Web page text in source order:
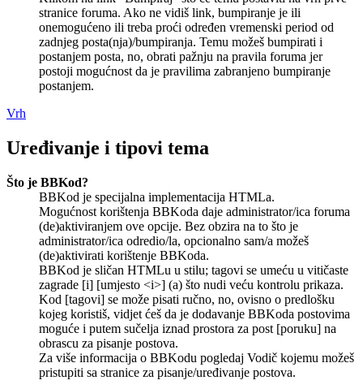
stranice foruma. Ako ne vidiš link, bumpiranje je ili
onemogućeno ili treba proći određen vremenski period od
zadnjeg posta(nja)/bumpiranja. Temu možeš bumpirati i
postanjem posta, no, obrati pažnju na pravila foruma jer
postoji mogućnost da je pravilima zabranjeno bumpiranje
postanjem.
Vrh
Uređivanje i tipovi tema
Što je BBKod?
BBKod je specijalna implementacija HTMLa.
Mogućnost korištenja BBKoda daje administrator/ica foruma
(de)aktiviranjem ove opcije. Bez obzira na to što je
administrator/ica odredio/la, opcionalno sam/a možeš
(de)aktivirati korištenje BBKoda.
BBKod je sličan HTMLu u stilu; tagovi se umeću u vitičaste
zagrade [i] [umjesto <i>] (a) što nudi veću kontrolu prikaza.
Kod [tagovi] se može pisati ručno, no, ovisno o predlošku
kojeg koristiš, vidjet ćeš da je dodavanje BBKoda postovima
moguće i putem sučelja iznad prostora za post [poruku] na
obrascu za pisanje postova.
Za više informacija o BBKodu pogledaj Vodič kojemu možeš
pristupiti sa stranice za pisanje/uređivanje postova.